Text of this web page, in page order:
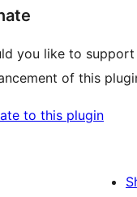
you like to
of this
to this plugin